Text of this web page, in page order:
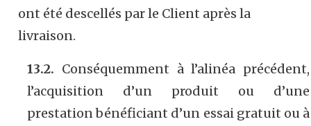
ont été descellés par le Client après la
livraison.
13.2. Conséquemment à l’alinéa précédent,
l’acquisition d’un produit ou d’une
prestation bénéficiant d’un essai gratuit ou à